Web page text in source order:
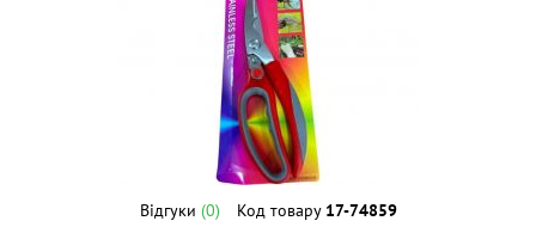
Відгуки (0) Код товару 17-74859